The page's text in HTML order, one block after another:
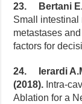
23. Bertani E.,
Small intestinal
metastases
factors for
24. Ierardi
(2018). Intra-
Ablation for a